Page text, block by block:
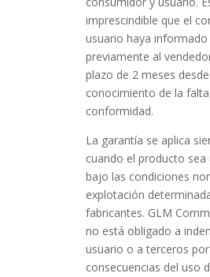
imprescindible que el
usuario haya informado
previamente al
plazo de 2 meses
conocimiento de la
conformidad.
La garantía se aplica
cuando el producto sea
bajo las condiciones
explotación
fabricantes. GLM
no está obligado a
usuario o a terceros
consecuencias del uso